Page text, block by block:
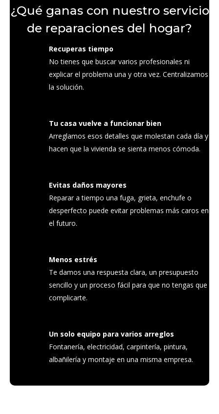
¿Qué ganas con nuestro servicio
de reparaciones del hogar?
Recuperas tiempo
No tienes que buscar varios profesionales ni
explicar el problema una y otra vez. Centralizamos
la solución.
Tu casa vuelve a funcionar bien
Arreglamos esos detalles que molestan cada día y
hacen que la vivienda se sienta menos cómoda.
Evitas daños mayores
Reparar a tiempo una fuga, grieta, enchufe o
desperfecto puede evitar problemas más caros en
el futuro.
Menos estrés
Te damos una respuesta clara, un presupuesto
sencillo y un proceso fácil para que no tengas que
complicarte.
Un solo equipo para varios arreglos
Fontanería, electricidad, carpintería, pintura,
albañilería y montaje en una misma empresa.